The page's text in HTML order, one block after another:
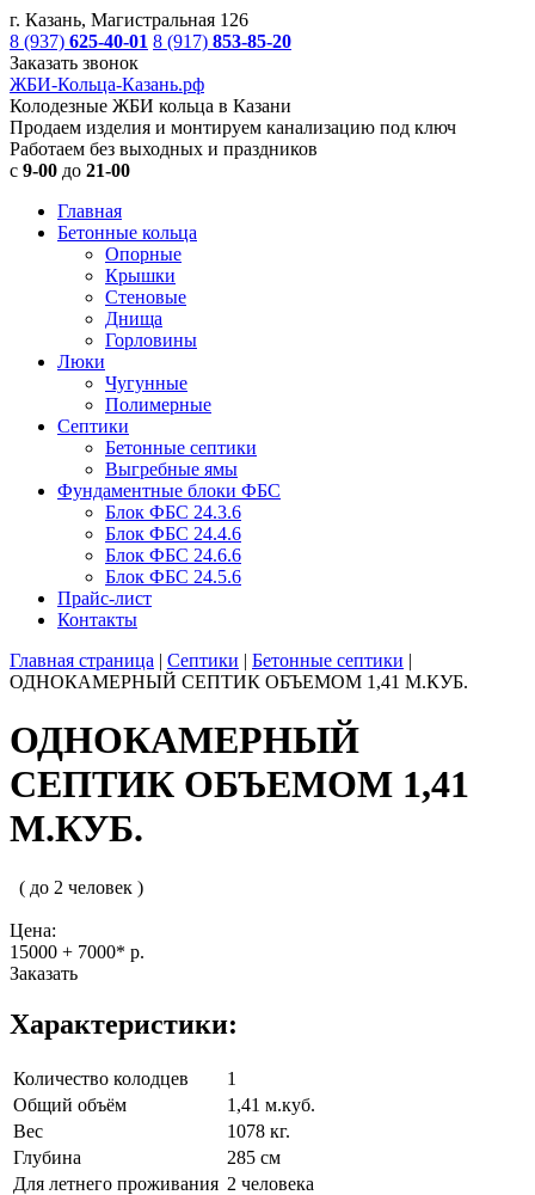
г. Казань, Магистральная 126
8 (937) 625-40-01 8 (917) 853-85-20
Заказать звонок
ЖБИ-Кольца-Казань.рф
Колодезные ЖБИ кольца в Казани
Продаем изделия и монтируем канализацию под ключ
Работаем без выходных и праздников
с 9-00 до 21-00
Главная
Бетонные кольца
Опорные
Крышки
Стеновые
Днища
Горловины
Люки
Чугунные
Полимерные
Септики
Бетонные септики
Выгребные ямы
Фундаментные блоки ФБС
Блок ФБС 24.3.6
Блок ФБС 24.4.6
Блок ФБС 24.6.6
Блок ФБС 24.5.6
Прайс-лист
Контакты
Главная страница | Септики | Бетонные септики |
ОДНОКАМЕРНЫЙ СЕПТИК ОБЪЕМОМ 1,41 М.КУБ.
ОДНОКАМЕРНЫЙ
СЕПТИК ОБЪЕМОМ 1,41
М.КУБ.
( до 2 человек )
Цена:
15000 + 7000* р.
Заказать
Характеристики:
Количество колодцев
1
Общий объём
1,41 м.куб.
Вес
1078 кг.
Глубина
285 см
Для летнего проживания 2 человека